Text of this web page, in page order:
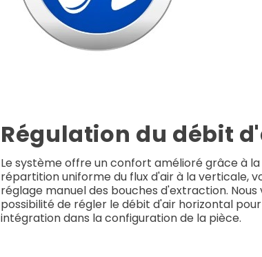
Régulation du débit
Le système offre un confort amélioré grâce à
répartition uniforme du flux d'air à la verticale,
réglage manuel des bouches d'extraction. Nous
possibilité de régler le débit d'air horizontal
intégration dans la configuration de la pièce.